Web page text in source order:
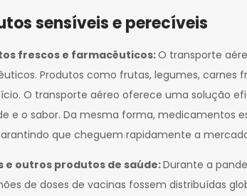
sensíveis e perecíveis
frescos e farmacêuticos:O transporte
Produtos como frutas, legumes, carnes
O transporte aéreo oferece uma solução
e o sabor. Da mesma forma, medicamentos
que cheguem rapidamente a
e outros produtos de saúde:Durante a
de doses de vacinas fossem distribuídas